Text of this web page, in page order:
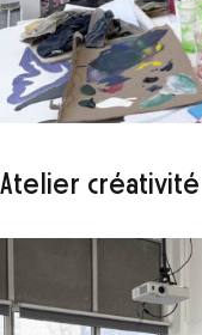
Atelier créativité